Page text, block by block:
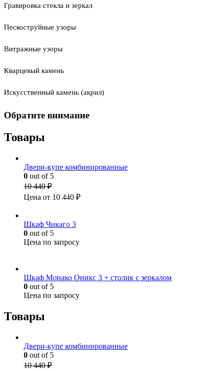
Гравировка стекла и зеркал
Пескоструйные узоры
Витражные узоры
Кварцевый камень
Искусственный камень (акрил)
Обратите внимание
Товары
Двери-купе комбинированные
0 out of 5
10 440₽
Цена от 10 440 ₽
Шкаф Чикаго 3
0 out of 5
Цена по запросу
Шкаф Монако Оникс 3 + столик с зеркалом
0 out of 5
Цена по запросу
Товары
Двери-купе комбинированные
0 out of 5
10 440₽